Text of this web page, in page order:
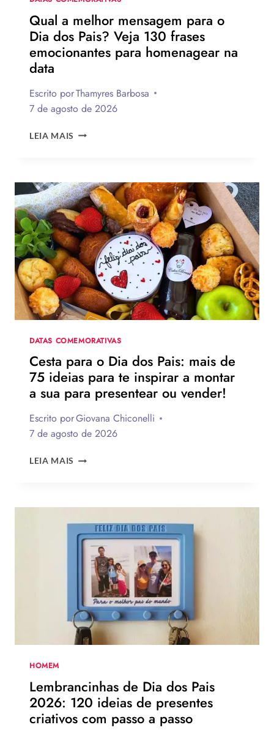
Qual a melhor mensagem para o
Dia dos Pais? Veja 130 frases
emocionantes para homenagear na
data
Escrito porThamyres Barbosa
7 de agosto de 2026
LEIA MAIS QUAL
PARA
O
DIA
DOS
PAIS?
VEJA
130
FRASES
EMOCIONANTES
PARA
HOMENAGEAR
DATA
DATAS COMEMORATIVAS
Cesta para o Dia dos Pais: mais de
75 ideias para te inspirar a montar
a sua para presentear ou vender!
Escrito porGiovana Chiconelli
7 de agosto de 2026
LEIA MAIS CESTA
DOS
PAIS:
MAIS
IDEIAS
INSPIRAR
A
MONTAR
PRESENTEAR
OU
VENDER!
HOMEM
Lembrancinhas de Dia dos Pais
2026: 120 ideias de presentes
criativos com passo a passo